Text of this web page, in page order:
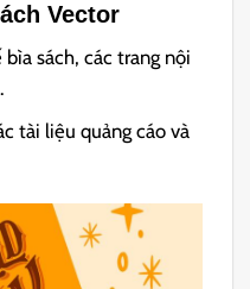
Vector
sách, các trang nội
tài liệu quảng cáo và